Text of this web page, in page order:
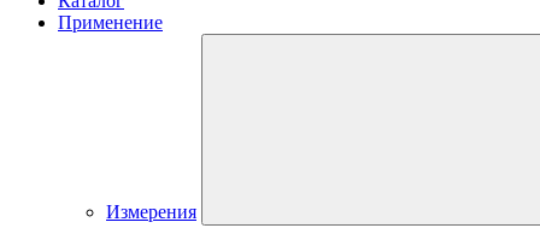
Применение
Измерения